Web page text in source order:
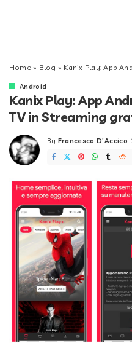
Home» Blog » Kanix Play: App
Android
Kanix Play: App
TV in Streaming
Posted
by
By Francesco D'Accico